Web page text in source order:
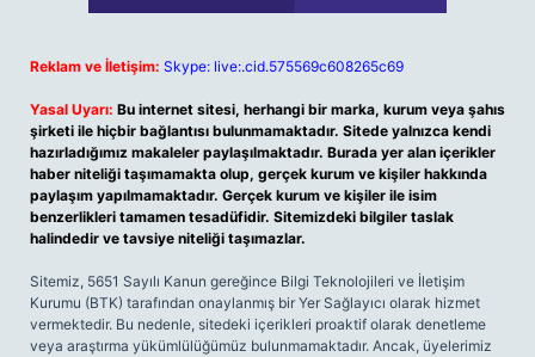
Reklam ve İletişim: Skype: live:.cid.575569c608265c69
Yasal Uyarı: Bu internet sitesi, herhangi bir marka, kurum veya şahıs
şirketi ile hiçbir bağlantısı bulunmamaktadır. Sitede yalnızca kendi
hazırladığımız makaleler paylaşılmaktadır. Burada yer alan içerikler
haber niteliği taşımamakta olup, gerçek kurum ve kişiler hakkında
paylaşım yapılmamaktadır. Gerçek kurum ve kişiler ile isim
benzerlikleri tamamen tesadüfidir. Sitemizdeki bilgiler taslak
halindedir ve tavsiye niteliği taşımazlar.
Sitemiz, 5651 Sayılı Kanun gereğince Bilgi Teknolojileri ve İletişim
Kurumu (BTK) tarafından onaylanmış bir Yer Sağlayıcı olarak hizmet
vermektedir. Bu nedenle, sitedeki içerikleri proaktif olarak denetleme
veya araştırma yükümlülüğümüz bulunmamaktadır. Ancak, üyelerimiz